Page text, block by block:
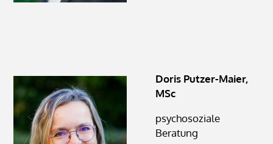
Doris Putzer-Maier,
MSc
psychosoziale
Beratung